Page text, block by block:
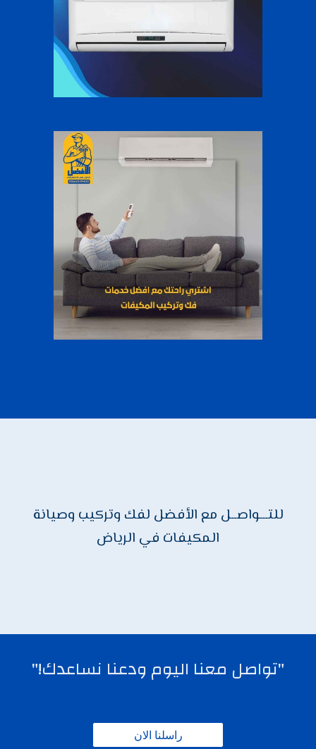
للتـــواصــل مع الأفضل لفك وتركيب وصيانة
المكيفات في الرياض
"تواصل معنا اليوم ودعنا نساعدك!"
راسلنا الان